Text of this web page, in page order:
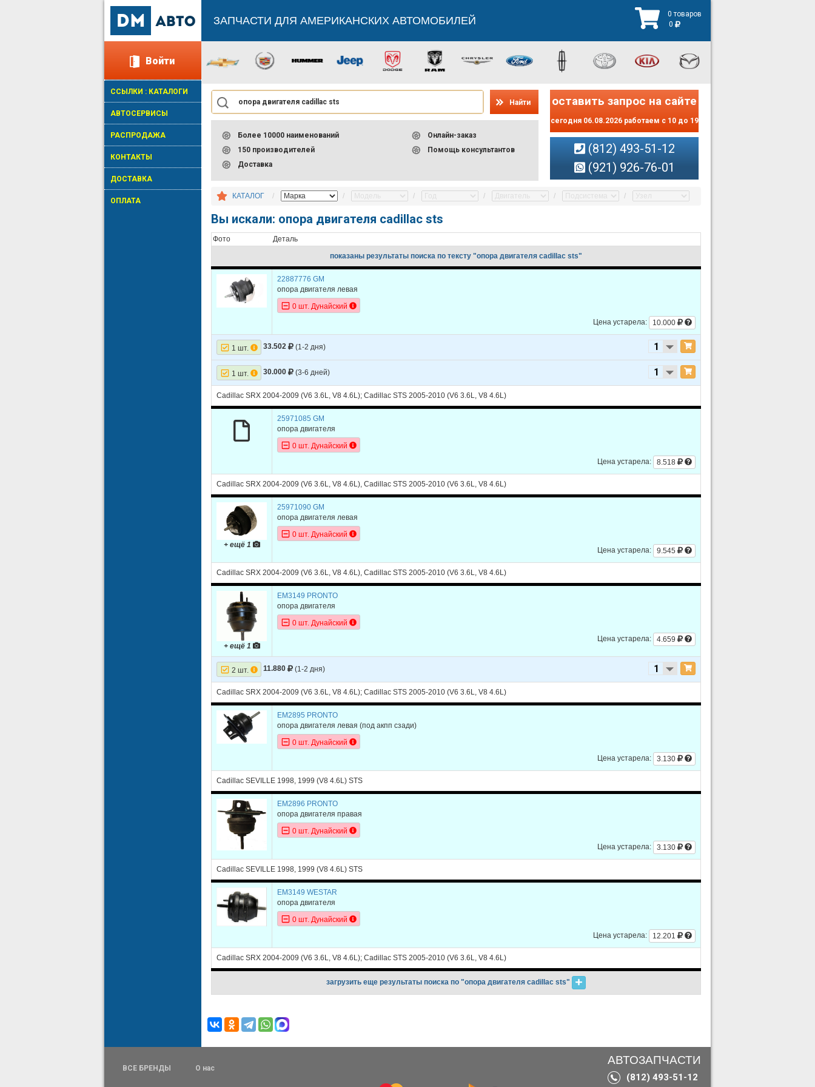
Войти
ССЫЛКИ : КАТАЛОГИ
АВТОСЕРВИСЫ
РАСПРОДАЖА
КОНТАКТЫ
ДОСТАВКА
ОПЛАТА
ЗАПЧАСТИ ДЛЯ АМЕРИКАНСКИХ АВТОМОБИЛЕЙ
0 товаров
0
Найти
Более 10000 наименований
150 производителей
Доставка
Онлайн-заказ
Помощь консультантов
оставить запрос на сайте
сегодня 06.08.2026 работаем с 10 до 19
(812) 493-51-12
(921) 926-76-01
КАТАЛОГ
Вы искали: опора двигателя cadillac sts
Фото
Деталь
показаны результаты поиска по тексту "опора двигателя cadillac sts"
22887776 GM
опора двигателя левая
0 шт. Дунайский
Цена устарела:
10.000
1 шт. 33.502 (1-2 дня)
1 шт. 30.000 (3-6 дней)
Cadillac SRX 2004-2009 (V6 3.6L, V8 4.6L); Cadillac STS 2005-2010 (V6 3.6L, V8 4.6L)
25971085 GM
опора двигателя
0 шт. Дунайский
Цена устарела:
8.518
Cadillac SRX 2004-2009 (V6 3.6L, V8 4.6L), Cadillac STS 2005-2010 (V6 3.6L, V8 4.6L)
+ ещё 1
25971090 GM
опора двигателя левая
0 шт. Дунайский
Цена устарела:
9.545
Cadillac SRX 2004-2009 (V6 3.6L, V8 4.6L), Cadillac STS 2005-2010 (V6 3.6L, V8 4.6L)
+ ещё 1
EM3149 PRONTO
опора двигателя
0 шт. Дунайский
Цена устарела:
4.659
2 шт. 11.880 (1-2 дня)
Cadillac SRX 2004-2009 (V6 3.6L, V8 4.6L); Cadillac STS 2005-2010 (V6 3.6L, V8 4.6L)
EM2895 PRONTO
опора двигателя левая (под акпп сзади)
0 шт. Дунайский
Цена устарела:
3.130
Cadillac SEVILLE 1998, 1999 (V8 4.6L) STS
EM2896 PRONTO
опора двигателя правая
0 шт. Дунайский
Цена устарела:
3.130
Cadillac SEVILLE 1998, 1999 (V8 4.6L) STS
EM3149 WESTAR
опора двигателя
0 шт. Дунайский
Цена устарела:
12.201
Cadillac SRX 2004-2009 (V6 3.6L, V8 4.6L); Cadillac STS 2005-2010 (V6 3.6L, V8 4.6L)
загрузить еще результаты поиска по "опора двигателя cadillac sts"
ВСЕ БРЕНДЫ О нас
АВТОЗАПЧАСТИ
(812) 493-51-12